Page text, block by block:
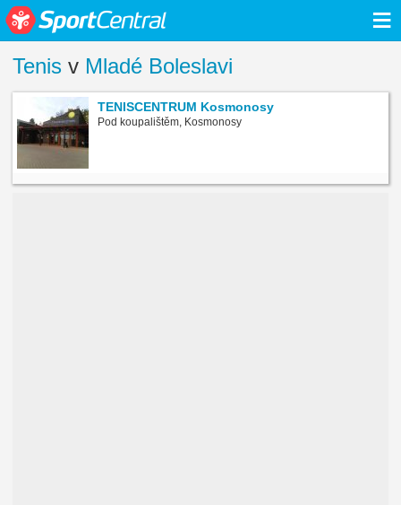
≡
Tenis v Mladé Boleslavi
TENISCENTRUM Kosmonosy
Pod koupalištěm, Kosmonosy